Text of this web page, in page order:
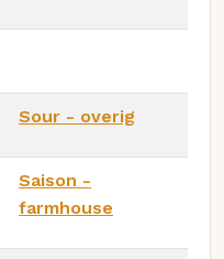
Sour - overig
Saison -
farmhouse